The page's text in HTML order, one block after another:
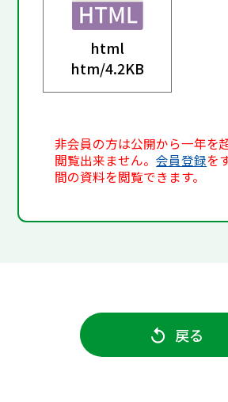
html
htm/4.2KB
非会員の方は公開から一年を
閲覧出来ません。会員登録を
間の資料を閲覧できます。
戻る